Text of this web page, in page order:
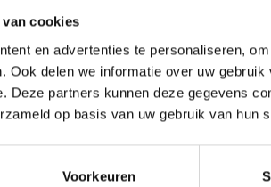
van cookies
en advertenties te personaliseren,
Ook delen we informatie over uw
Deze partners kunnen deze gegevens
op basis van uw gebruik van hun
Voorkeuren
met de behoefte van de gebruiker en de
verrijdbare gekoppelde stellingen te gaan
oplossing heeft als voordeel dat de
te verrijden zijn. Met dit systeem
meer opslagcapaciteit te creëren. Na
op deze manier ingericht.
Medicijn- en
Werkplekinrichting
Assortiment